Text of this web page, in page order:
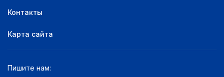
Контакты
Карта сайта
Пишите нам: